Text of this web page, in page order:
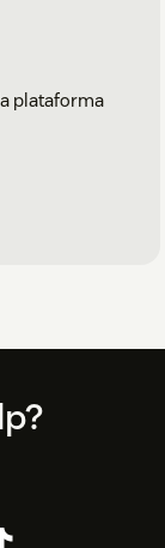
plataforma